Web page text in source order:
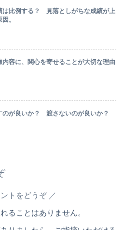
は比例する？ 見落としがちな成績が上
。
内容に、関心を寄せることが大切な理由
のが良いか？ 渡さないのが良いか？
トをどうぞ
ることはありません。